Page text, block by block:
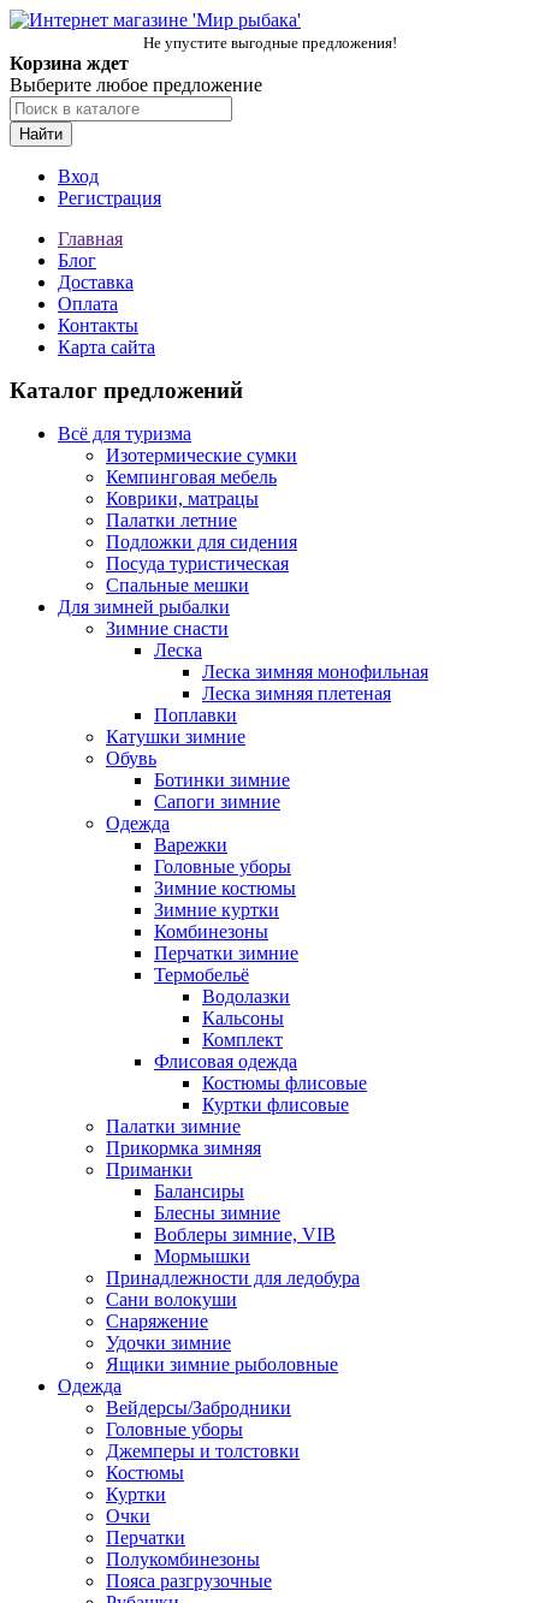
Не упустите выгодные предложения!
Корзина ждет
Выберите любое предложение
Найти
Вход
Регистрация
Главная
Блог
Доставка
Оплата
Контакты
Карта сайта
Каталог предложений
Всё для туризма
Изотермические сумки
Кемпинговая мебель
Коврики, матрацы
Палатки летние
Подложки для сидения
Посуда туристическая
Спальные мешки
Для зимней рыбалки
Зимние снасти
Леска
Леска зимняя монофильная
Леска зимняя плетеная
Поплавки
Катушки зимние
Обувь
Ботинки зимние
Сапоги зимние
Одежда
Варежки
Головные уборы
Зимние костюмы
Зимние куртки
Комбинезоны
Перчатки зимние
Термобельё
Водолазки
Кальсоны
Комплект
Флисовая одежда
Костюмы флисовые
Куртки флисовые
Палатки зимние
Прикормка зимняя
Приманки
Балансиры
Блесны зимние
Воблеры зимние, VIB
Мормышки
Принадлежности для ледобура
Сани волокуши
Снаряжение
Удочки зимние
Ящики зимние рыболовные
Одежда
Вейдерсы/Забродники
Головные уборы
Джемперы и толстовки
Костюмы
Куртки
Очки
Перчатки
Полукомбинезоны
Пояса разгрузочные